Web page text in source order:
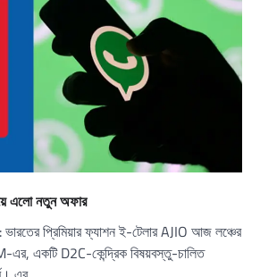
এলো নতুন অফার
প্রিমিয়ার ফ্যাশন ই-টেলার AJIO আজ লঞ্চের
এর, একটি D2C-কেন্দ্রিক বিষয়বস্তু-চালিত